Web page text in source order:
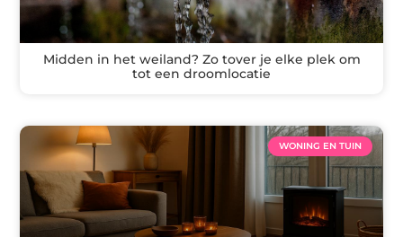
Midden in het weiland? Zo tover je elke plek om
tot een droomlocatie
WONING EN TUIN